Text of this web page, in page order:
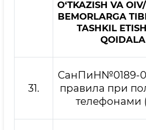
O‘TKAZISH VA
BEMORLARGA
TASHKIL
31.
СанПиН№0189-
правила при
телефонами